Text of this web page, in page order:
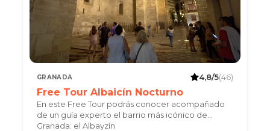
GRANADA 4,8/5(46)
Free Tour Albaicín Nocturno
En este Free Tour podrás conocer acompañado
de un guía experto el barrio más icónico de
Granada: el Albayzín